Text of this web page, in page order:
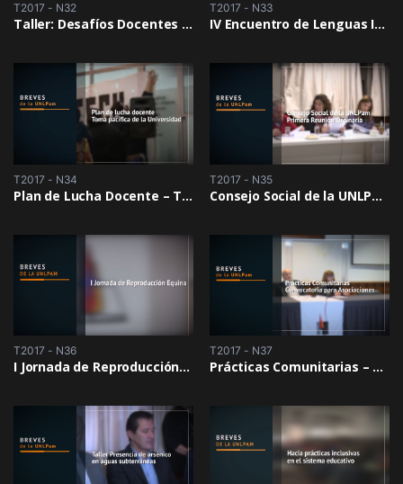
T2017 - N32
Taller: Desafíos Docentes Siglo XXI
T2017 - N33
IV Encuentro de Lenguas Indígenas Americanas
T2017 - N34
Plan de Lucha Docente – Toma Pacifica de la Universidad – 15/06
T2017 - N35
Consejo Social de la UNLPam – Primera Reunión Ordinaria
T2017 - N36
I Jornada de Reproducción Equina
T2017 - N37
Prácticas Comunitarias – Convocatoria para asociaciones